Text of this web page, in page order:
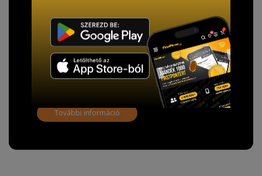
adatainak biztonsága érdekében!
A Kormány döntése alapján a kereskedő minden tartós
adathordozó termék vásárlásakor köteles ingyenes
adattörlő kódot biztosítani.
További információ